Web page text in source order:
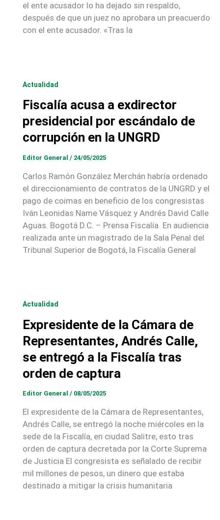
el ente acusador lo ha dejado sin respaldo,
después de que un juez no aprobara un preacuerdo
con el ente acusador. «Tras la
Actualidad
Fiscalía acusa a exdirector
presidencial por escándalo de
corrupción en la UNGRD
Editor General / 24/05/2025
Carlos Ramón González Merchán habría ordenado
el direccionamiento de contratos de la UNGRD y el
pago de coimas en beneficio de los congresistas
Iván Leonidas Name Vásquez y Andrés David Calle
Aguas. Bogotá D.C. – Prensa Fiscalía En audiencia
realizada ante un magistrado de la Sala Penal del
Tribunal Superior de Bogotá, la Fiscalía General
Actualidad
Expresidente de la Cámara de
Representantes, Andrés Calle,
se entregó a la Fiscalía tras
orden de captura
Editor General / 08/05/2025
El expresidente de la Cámara de Representantes,
Andrés Calle, se entregó la noche miércoles en la
sede de la Fiscalía, en ciudad Salitre, esto tras
orden de captura decretada por la Corte Suprema
de Justicia El congresista es señalado de recibir
mil millones de pesos, un dinero que estaba
destinado a mitigar la crisis humanitaria